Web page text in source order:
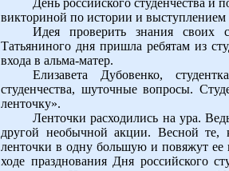
День российского студенчества и
викториной по истории и выступлением
Идея проверить знания своих
Татьяниного дня пришла ребятам из
входа в альма-матер.
Елизавета Дубовенко,
студенчества, шуточные вопросы.
ленточку».
Ленточки расходились на ура.
другой необычной акции. Весной те,
ленточки в одну большую и повяжут ее
ходе празднования Дня российского